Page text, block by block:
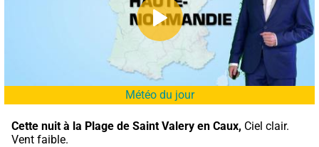
Météo du jour
Cette nuit à la Plage de Saint Valery en Caux, Ciel clair.
Vent faible.